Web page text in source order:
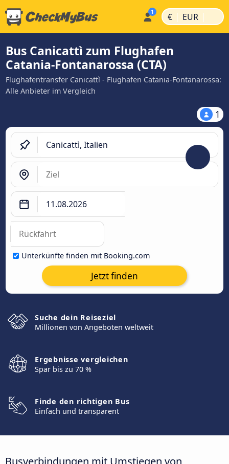
€ | EUR |
Bus Canicattì zum Flughafen
Catania-Fontanarossa (CTA)
Flughafentransfer Canicattì - Flughafen Catania-Fontanarossa:
Alle Anbieter im Vergleich
1
Unterkünfte finden mit Booking.com
Jetzt finden
Suche dein Reiseziel
Millionen von Angeboten weltweit
Ergebnisse vergleichen
Spar bis zu 70 %
Finde den richtigen Bus
Einfach und transparent
Busverbindungen mit Umstiegen von